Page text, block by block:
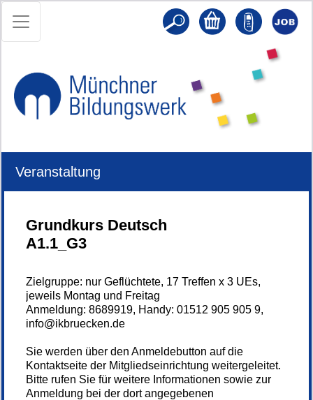
Veranstaltung
Grundkurs Deutsch
A1.1_G3
Zielgruppe: nur Geflüchtete, 17 Treffen x 3 UEs,
jeweils Montag und Freitag
Anmeldung: 8689919, Handy: 01512 905 905 9,
info@ikbruecken.de
Sie werden über den Anmeldebutton auf die
Kontaktseite der Mitgliedseinrichtung weitergeleitet.
Bitte rufen Sie für weitere Informationen sowie zur
Anmeldung bei der dort angegebenen